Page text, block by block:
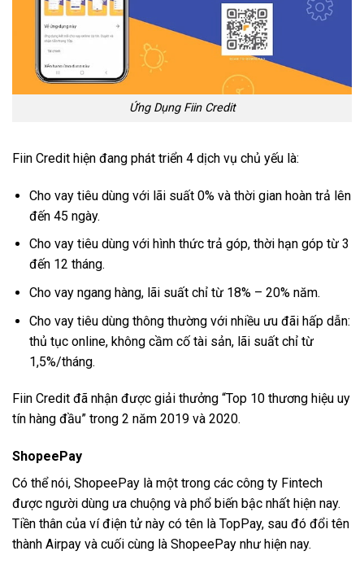
Ứng Dụng Fiin Credit
Fiin Credit hiện đang phát triển 4 dịch vụ chủ yếu là:
Cho vay tiêu dùng với lãi suất 0% và thời gian hoàn trả lên
đến 45 ngày.
Cho vay tiêu dùng với hình thức trả góp, thời hạn góp từ 3
đến 12 tháng.
Cho vay ngang hàng, lãi suất chỉ từ 18% – 20% năm.
Cho vay tiêu dùng thông thường với nhiều ưu đãi hấp dẫn:
thủ tục online, không cầm cố tài sản, lãi suất chỉ từ
1,5%/tháng.
Fiin Credit đã nhận được giải thưởng “Top 10 thương hiệu uy
tín hàng đầu” trong 2 năm 2019 và 2020.
ShopeePay
Có thể nói, ShopeePay là một trong các công ty Fintech
được người dùng ưa chuộng và phổ biến bậc nhất hiện nay.
Tiền thân của ví điện tử này có tên là TopPay, sau đó đổi tên
thành Airpay và cuối cùng là ShopeePay như hiện nay.